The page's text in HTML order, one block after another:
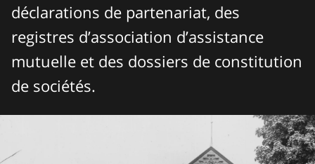
déclarations de partenariat, des
registres d’association d’assistance
mutuelle et des dossiers de constitution
de sociétés.